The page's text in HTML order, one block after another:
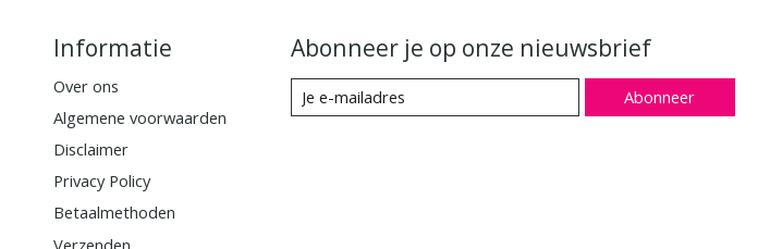
Informatie
Over ons
Algemene voorwaarden
Disclaimer
Privacy Policy
Betaalmethoden
Verzenden
Abonneer je op onze nieuwsbrief
Abonneer